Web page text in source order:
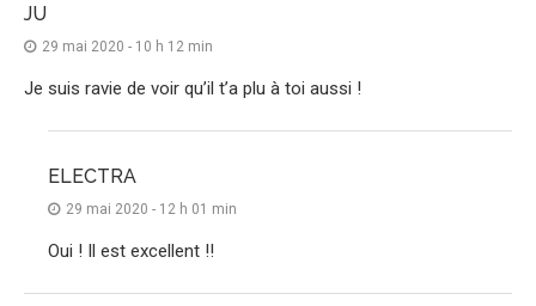
JU
29 mai 2020 - 10 h 12 min
Je suis ravie de voir qu’il t’a plu à toi aussi !
ELECTRA
29 mai 2020 - 12 h 01 min
Oui ! Il est excellent !!